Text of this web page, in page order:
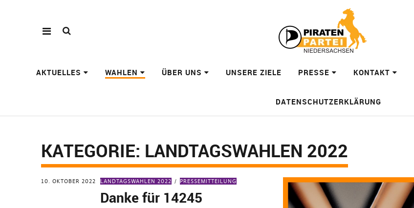
AKTUELLES WAHLEN ÜBER UNS UNSERE ZIELE PRESSE KONTAKT
DATENSCHUTZERKLÄRUNG
KATEGORIE: LANDTAGSWAHLEN 2022
10. OKTOBER 2022 LANDTAGSWAHLEN 2022 PRESSEMITTEILUNG
Danke für 14245